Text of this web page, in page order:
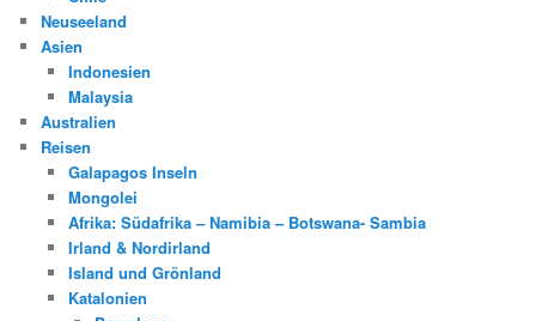
Neuseeland
Asien
Indonesien
Malaysia
Australien
Reisen
Galapagos Inseln
Mongolei
Afrika: Südafrika – Namibia – Botswana- Sambia
Irland & Nordirland
Island und Grönland
Katalonien